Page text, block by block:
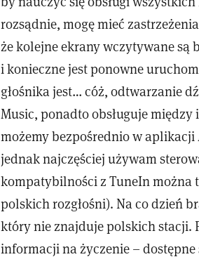
rozsądnie, mogę mieć
że kolejne ekrany wczytywane
i konieczne jest ponowne
głośnika jest… cóż, odtwarzanie
Music, ponadto obsługuje
możemy bezpośrednio w
jednak najczęściej używam
kompatybilności z TuneIn można
polskich rozgłośni). Na co dzień
który nie znajduje polskich stacji.
informacji na życzenie –